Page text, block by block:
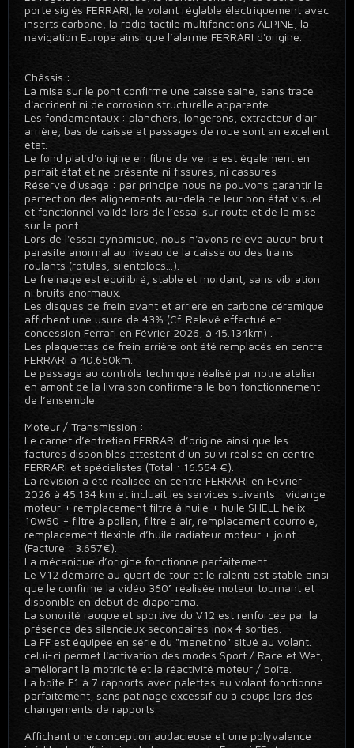
porte siglés FERRARI, le volant réglable électriquement avec
inserts carbone, la radio tactile multifonctions ALPINE, la
navigation Europe ainsi que l’alarme FERRARI d'origine.
Châssis :
La mise sur le pont confirme une caisse saine, sans trace
d'accident ni de corrosion structurelle apparente.
Les fondamentaux : planchers, longerons, extracteur d'air
arrière, bas de caisse et passages de roue sont en excellent
état.
Le fond plat d'origine en fibre de verre est également en
parfait état et ne présente ni fissures, ni cassures
Réserve d'usage : par principe nous ne pouvons garantir la
perfection des alignements au-delà de leur bon état visuel
et fonctionnel validé lors de l’essai sur route et de la mise
sur le pont.
Lors de l'essai dynamique, nous n'avons relevé aucun bruit
parasite anormal au niveau de la caisse ou des trains
roulants (rotules, silentblocs...).
Le freinage est équilibré, stable et mordant, sans vibration
ni bruits anormaux.
Les disques de frein avant et arrière en carbone céramique
affichent une usure de 43% (Cf. Relevé effectué en
concession Ferrari en Février 2026, à 45.134km) .
Les plaquettes de frein arrière ont été remplacés en centre
FERRARI à 40.650km.
Le passage au contrôle technique réalisé par notre atelier
en amont de la livraison confirmera le bon fonctionnement
de l’ensemble.
Moteur / Transmission :
Le carnet d’entretien FERRARI d’origine ainsi que les
factures disponibles attestent d’un suivi réalisé en centre
FERRARI et spécialistes (Total : 16.554 €).
La révision a été réalisée en centre FERRARI en Février
2026 à 45.134 km et incluait les services suivants : vidange
moteur + remplacement filtre à huile + huile SHELL helix
10w60 + filtre à pollen, filtre à air, remplacement courroie,
remplacement flexible d’huile radiateur moteur + joint
(Facture : 3.657€).
La mécanique d’origine fonctionne parfaitement.
Le V12 démarre au quart de tour et le ralenti est stable ainsi
que le confirme la vidéo 360° réalisée moteur tournant et
disponible en début de diaporama.
La sonorité rauque et sportive du V12 est renforcée par la
présence des silencieux secondaires inox 4 sorties.
La FF est équipée en série du "manetino" situé au volant.
celui-ci permet l'activation des modes Sport / Race et Wet,
améliorant la motricité et la réactivité moteur / boîte.
La boîte F1 à 7 rapports avec palettes au volant fonctionne
parfaitement, sans patinage excessif ou à coups lors des
changements de rapports.
Affichant une conception audacieuse et une polyvalence